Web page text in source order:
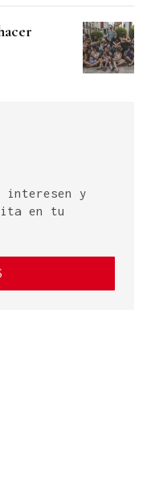
interesen y
en tu